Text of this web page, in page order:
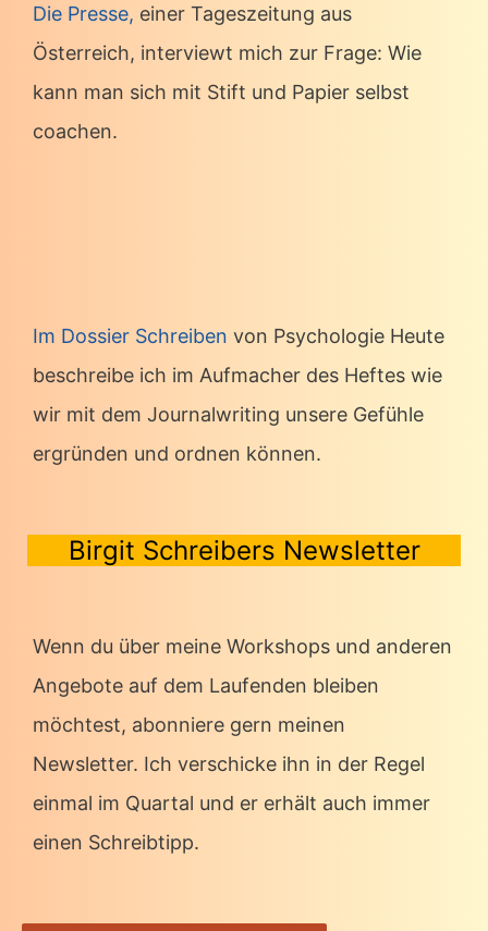
Die Presse, einer Tageszeitung aus
Österreich, interviewt mich zur Frage: Wie
kann man sich mit Stift und Papier selbst
coachen.
Im Dossier Schreiben von Psychologie Heute
beschreibe ich im Aufmacher des Heftes wie
wir mit dem Journalwriting unsere Gefühle
ergründen und ordnen können.
Birgit Schreibers Newsletter
Wenn du über meine Workshops und anderen
Angebote auf dem Laufenden bleiben
möchtest, abonniere gern meinen
Newsletter. Ich verschicke ihn in der Regel
einmal im Quartal und er erhält auch immer
einen Schreibtipp.